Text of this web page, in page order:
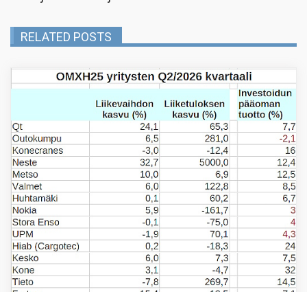
RELATED POSTS